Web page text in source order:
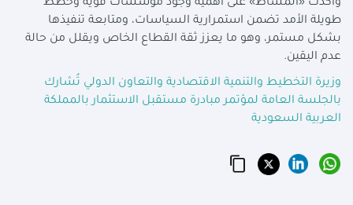
وأكدت «المشاط» على أهمية وجود مؤسسات قوية وخطط
طويلة الأمد تضمن استمرارية السياسات، ومتابعة تنفيذها
بشكل مستمر، وهو ما يعزز ثقة القطاع الخاص ويقلل من حالة
عدم اليقين.
وزيرة التخطيط والتنمية الاقتصادية والتعاون الدولي تُشارك
بالجلسة العامة لمؤتمر مبادرة مستقبل الاستثمار بالمملكة
العربية السعودية